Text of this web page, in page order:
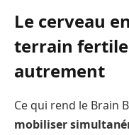
Le cerveau
terrain
autrement
Ce qui rend le Brain
mobiliser